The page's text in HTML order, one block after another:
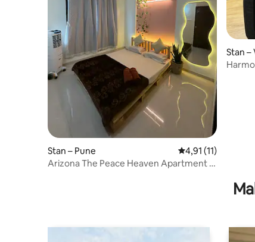
Stan – Pune Prosječna ocjena:
4,91 (11)
Arizona The Peace Heaven Apartment u
Stan –